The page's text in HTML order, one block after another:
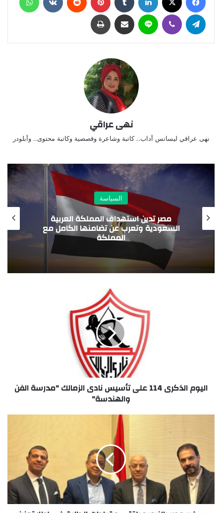
نهى عراقي
نهى عراقي ليسانس أداب.. كاتبة وشاعرة وقصصية وكاتبة محتوى.. وأبلودر
السياسة
مصر تدين استهداف المملكة العربية
السعودية وتعرب عن تضامنها الكامل مع
المملكة
اليوم الذكرى 114 على تأسيس نادى الزمالك "مدرسة الفن
والهندسة"